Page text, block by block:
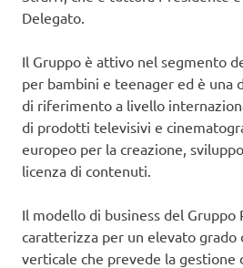
Delegato.
Il Gruppo è attivo nel segmento
per bambini e teenager ed è una
di riferimento a livello
di prodotti televisivi e
europeo per la creazione,
licenza di contenuti.
Il modello di business del Gruppo
caratterizza per un elevato grado
verticale che prevede la